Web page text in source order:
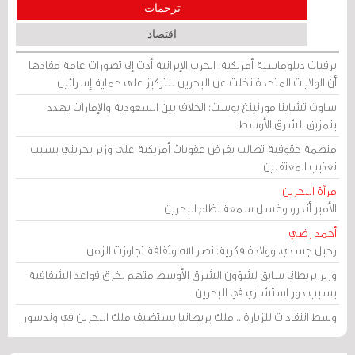
ترجمات
اقتصاد
برقيات دبلوماسية أمريكية: الحرب الإيرانية أدت إلى تصورات عامة مفادها
أن الولايات المتحدة تخلت عن البحرين للتركيز على حماية إسرائيل
ساوث تشاينا مورنينغ بوست: الخلاف بين السعودية والإمارات يهدد
بتمزيق الشرق الأوسط
منظمة حقوقية تطالب بفرض عقوبات أمريكية على وزير بحريني بسبب
تعذيب المعتقلين
مرآة البحرين
الأمير أندرو وغسل سمعة نظام البحرين
أحمد رضي
رحيل جسدي، وولادة فكرية: نصر الله وثقافة تجاوزت الزمن
وزير بريطاني سابق لشؤون الشرق الأوسط متهم بخرق قواعد الشفافية
بسبب دور استشاري في البحرين
وسط انتقادات للزيارة .. ملك بريطانيا يستضيف ملك البحرين في وندسور